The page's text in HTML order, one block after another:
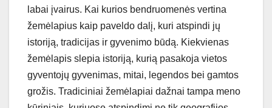
labai įvairus. Kai kurios bendruomenės vertina
žemėlapius kaip paveldo dalį, kuri atspindi jų
istoriją, tradicijas ir gyvenimo būdą. Kiekvienas
žemėlapis slepia istoriją, kurią pasakoja vietos
gyventojų gyvenimas, mitai, legendos bei gamtos
grožis. Tradiciniai žemėlapiai dažnai tampa meno